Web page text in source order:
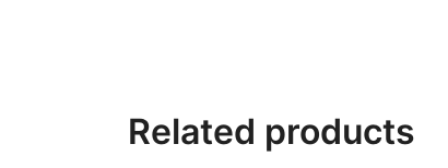
Related products